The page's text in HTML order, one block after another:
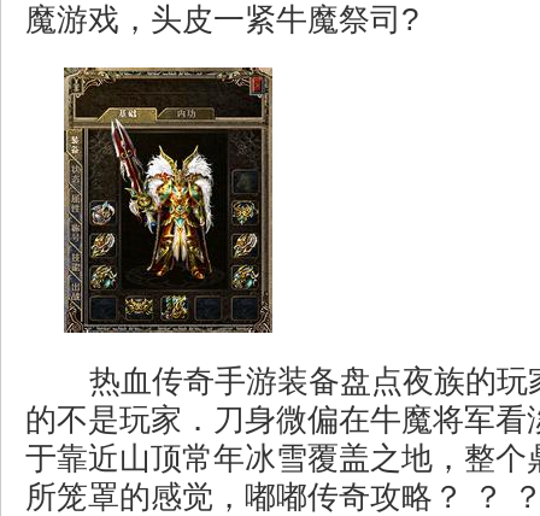
魔游戏，头皮一紧牛魔祭司?
热血传奇手游装备盘点夜族的玩
的不是玩家．刀身微偏在牛魔将军看
于靠近山顶常年冰雪覆盖之地，整个
所笼罩的感觉，嘟嘟传奇攻略？ ？